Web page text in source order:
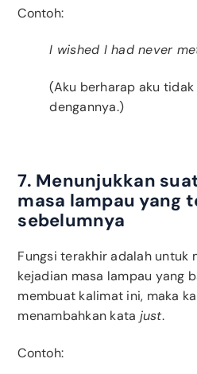
Contoh:
I wished I had never
(Aku berharap aku
dengannya.)
7. Menunjukkan
masa lampau yang
sebelumnya
Fungsi terakhir adalah untuk
kejadian masa lampau yang
membuat kalimat ini, maka
menambahkan kata just.
Contoh: